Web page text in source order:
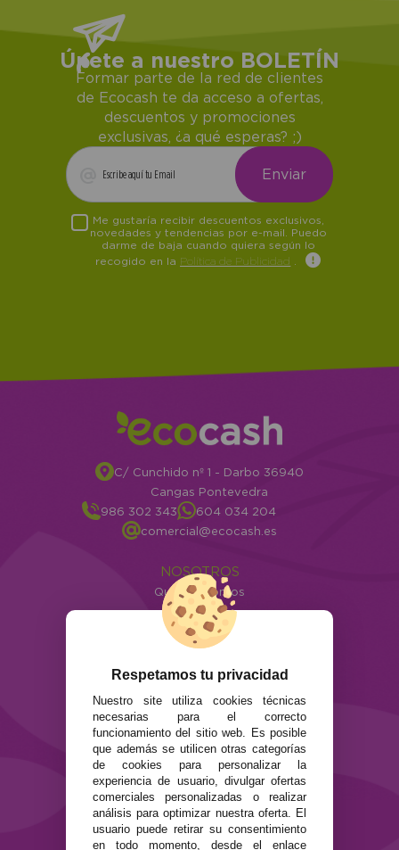
Únete a nuestro BOLETÍN
Formar parte de la red de clientes
de Ecocash te da acceso a ofertas,
descuentos y promociones
exclusivas, ¿a qué esperas? ;)
Me gustaría recibir descuentos exclusivos,
novedades y tendencias por e-mail. Puedo
darme de baja cuando quiera según lo
recogido en la Política de Publicidad
C/ Cunchido nº 1 - Darbo 36940
Cangas Pontevedra
986 302 343
604 034 204
comercial@ecocash.es
NOSOTROS
Quiénes somos
Info
ATENCIÓN AL CLIENTE
Envíos y devoluciones
Preguntas Frecuentes
Contacto
SEGURIDAD Y PRIVACIDAD
Términos y condiciones de uso
Política de privacidad
Política de cookies
Respetamos tu privacidad
Nuestro site utiliza cookies técnicas
necesarias para el correcto
funcionamiento del sitio web. Es posible
que además se utilicen otras categorías
de cookies para personalizar la
experiencia de usuario, divulgar ofertas
comerciales personalizadas o realizar
análisis para optimizar nuestra oferta. El
usuario puede retirar su consentimiento
en todo momento, desde el enlace